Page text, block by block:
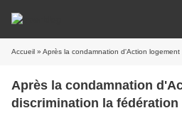
Accueil » Après la condamnation d'Action logement pour discrimination la
Après la condamnation
discrimination la fédération